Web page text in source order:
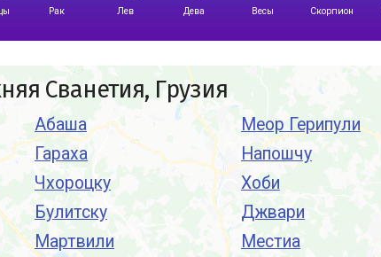
Рак Лев Дева Весы Скорпион
Сванетия, Грузия
Абаша
Гараха
Чхороцку
Булитску
Мартвили
Меор Герипули
Напошчу
Хоби
Джвари
Местиа